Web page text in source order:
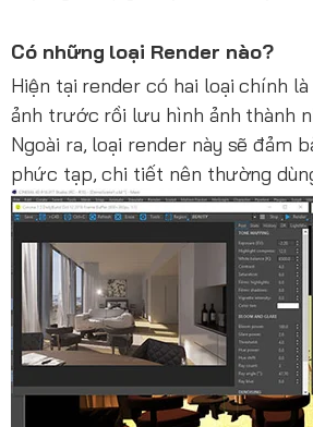
Có những loại Render nào?
Hiện tại render có hai loại chính
ảnh trước rồi lưu hình ảnh thành
Ngoài ra, loại render này sẽ đảm
phức tạp, chi tiết nên thường